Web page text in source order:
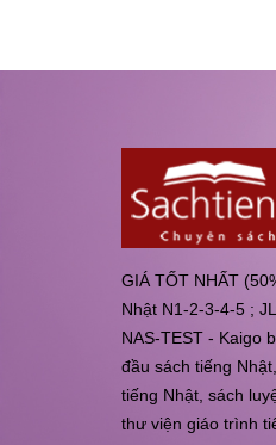
GIÁ TỐT NHẤT
Nhật N1-2-3-4-5 ;
NAS-TEST - Kaigo
đầu sách tiếng
tiếng Nhật, sách
thư viện giáo trình